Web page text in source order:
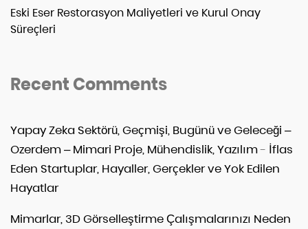
Eski Eser Restorasyon Maliyetleri ve Kurul Onay
Süreçleri
Recent Comments
Yapay Zeka Sektörü, Geçmişi, Bugünü ve Geleceği –
Ozerdem – Mimari Proje, Mühendislik, Yazılım- İflas
Eden Startuplar, Hayaller, Gerçekler ve Yok Edilen
Hayatlar
Mimarlar, 3D Görselleştirme Çalışmalarınızı Neden